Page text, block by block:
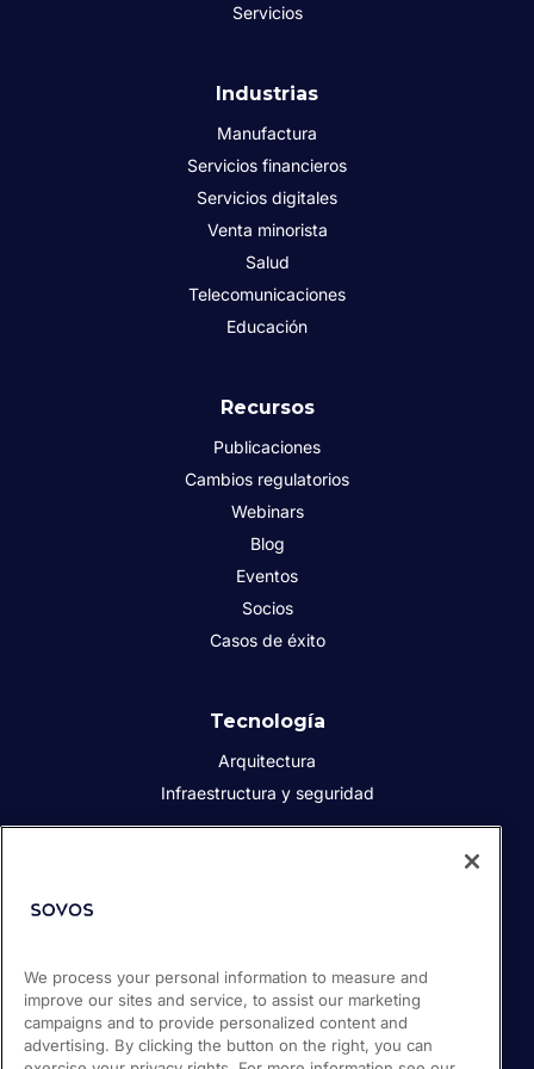
Servicios
Industrias
Manufactura
Servicios financieros
Servicios digitales
Venta minorista
Salud
Telecomunicaciones
Educación
Recursos
Publicaciones
Cambios regulatorios
Webinars
Blog
Eventos
Socios
Casos de éxito
Tecnología
Arquitectura
Infraestructura y seguridad
Prensa
Empleos
Soporte / Portal de clientes
We process your personal information to measure and
improve our sites and service, to assist our marketing
campaigns and to provide personalized content and
advertising. By clicking the button on the right, you can